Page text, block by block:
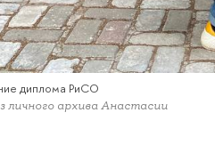
диплома РиСО
личного архива Анастасии